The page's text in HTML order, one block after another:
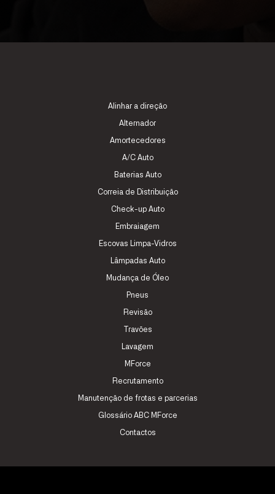
Alinhar a direção
Alternador
Amortecedores
A/C Auto
Baterias Auto
Correia de Distribuição
Check-up Auto
Embraiagem
Escovas Limpa-Vidros
Lâmpadas Auto
Mudança de Óleo
Pneus
Revisão
Travões
Lavagem
MForce
Recrutamento
Manutenção de frotas e parcerias
Glossário ABC MForce
Contactos